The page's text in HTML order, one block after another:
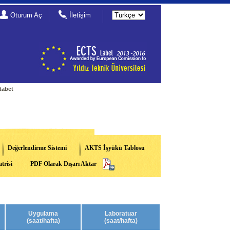
Oturum Aç İletişim
Değerlendirme Sistemi AKTS İşyükü Tablosu
PDF Olarak Dışarı Aktar
Uygulama
(saat/hafta)
Laboratuar
(saat/hafta)